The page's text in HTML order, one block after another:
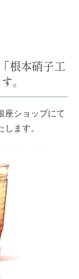
根本硝子工
。
座ショップにて
ます。